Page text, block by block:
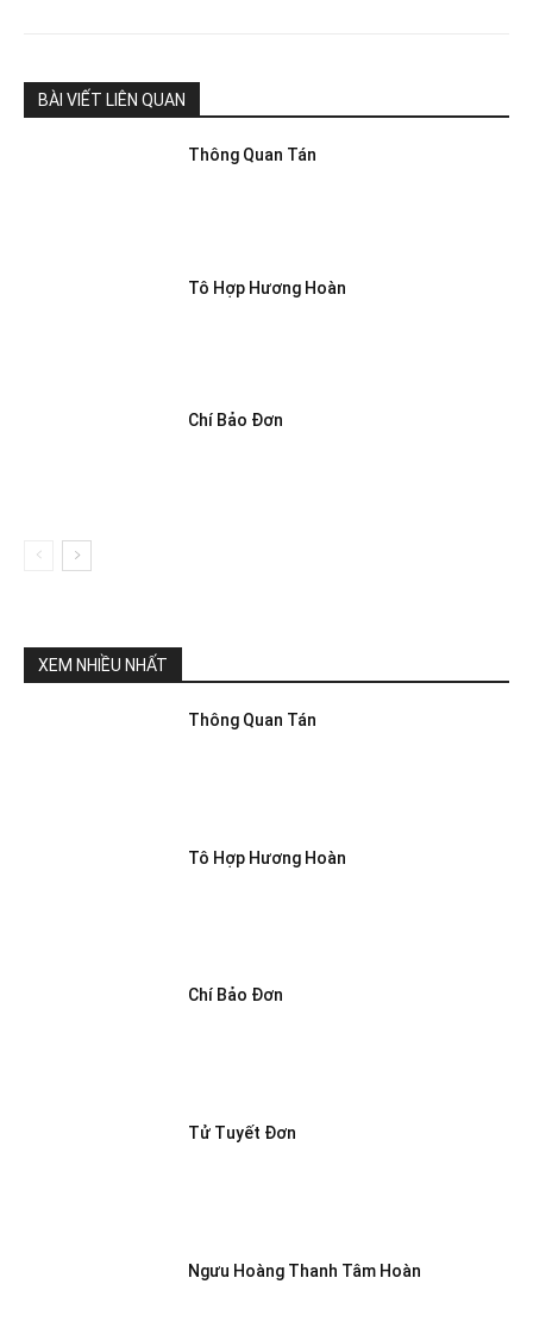
BÀI VIẾT LIÊN QUAN
Thông Quan Tán
Tô Hợp Hương Hoàn
Chí Bảo Đơn
XEM NHIỀU NHẤT
Thông Quan Tán
Tô Hợp Hương Hoàn
Chí Bảo Đơn
Tử Tuyết Đơn
Ngưu Hoàng Thanh Tâm Hoàn